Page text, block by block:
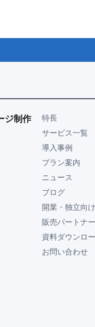
ジ制作
特長
サービス一覧
導入事例
プラン案内
ニュース
ブログ
開業・独立向け
販売パートナー
資料ダウンロ
お問い合わせ